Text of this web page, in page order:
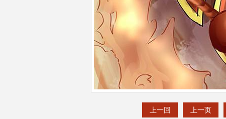
上一回 上一页